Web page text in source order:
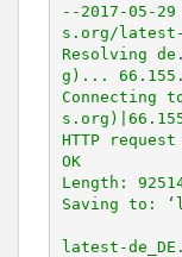
--2017-05-
s.org/latest-
Resolving
g)...
Connecting
HTTP
OK
Length:
Saving to:
latest-